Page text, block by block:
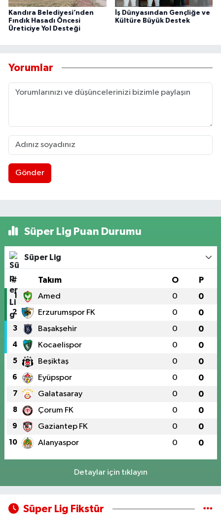
Kandıra Belediyesi’nden
Fındık Hasadı Öncesi
Üreticiye Yol Desteği
İş Dünyasından Gençliğe ve
Kültüre Büyük Destek
Yorumlar
Gönder
Süper Lig Puan Durumu
Süper Lig
# Takım O P
1 Amed 0 0
2 Erzurumspor FK 0 0
3 Başakşehir 0 0
4 Kocaelispor 0 0
5 Beşiktaş 0 0
6 Eyüpspor 0 0
7 Galatasaray 0 0
8 Çorum FK 0 0
9 Gaziantep FK 0 0
10 Alanyaspor 0 0
Detaylar için tıklayın
Süper Lig Fikstür